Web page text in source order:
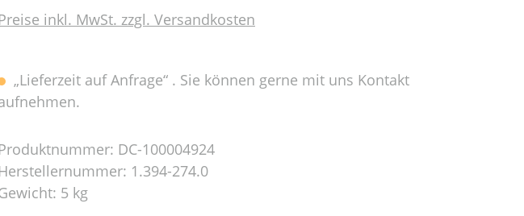
Preise inkl. MwSt. zzgl. Versandkosten
„Lieferzeit auf Anfrage“ . Sie können gerne mit uns Kontakt
Produktnummer: DC-100004924
Herstellernummer: 1.394-274.0
5 kg